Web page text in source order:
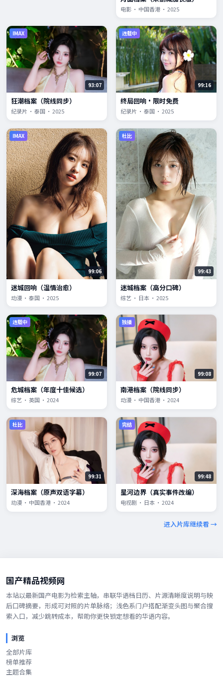
电影 · 中国香港 · 2025
IMAX
93:07
狂潮档案（院线同步）
纪录片 · 泰国 · 2025
连载中
99:16
终局回响·限时免费
纪录片 · 泰国 · 2025
IMAX
99:06
迷城回响（温情治愈）
动漫 · 泰国 · 2025
杜比
99:43
迷城档案（高分口碑）
综艺 · 日本 · 2025
连载中
99:07
危城档案（年度十佳候选）
综艺 · 英国 · 2024
独播
99:08
南港档案（院线同步）
动漫 · 中国香港 · 2024
杜比
99:31
深海档案（原声双语字幕）
动漫 · 中国香港 · 2024
完结
99:48
星河边界（真实事件改编）
电视剧 · 日本 · 2024
进入片库继续看 →
国产精品视频网
本站以最新国产电影为检索主轴，串联华语档日历、片源清晰度说明与映
后口碑摘要，形成可对照的片单脉络；浅色系门户搭配渐变头图与聚合搜
索入口，减少跳转成本，帮助你更快锁定想看的华语内容。
浏览
全部片库
榜单推荐
主题合集